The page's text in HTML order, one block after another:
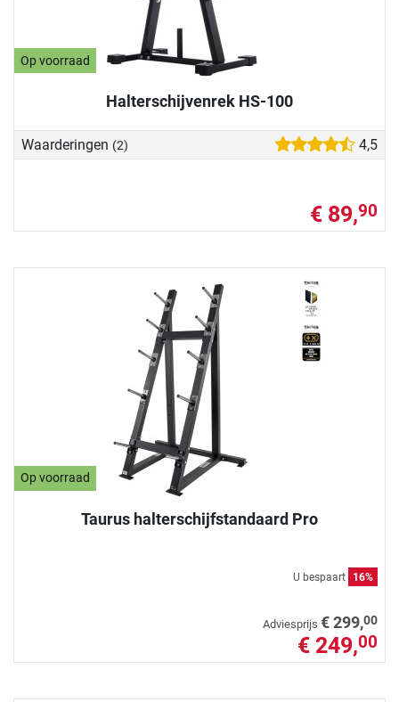
Op voorraad
Halterschijvenrek HS-100
Waarderingen (2) 4,5
€ 89,90
Op voorraad
Taurus halterschijfstandaard Pro
U bespaart 16%
Adviesprijs € 299,00
€ 249,00